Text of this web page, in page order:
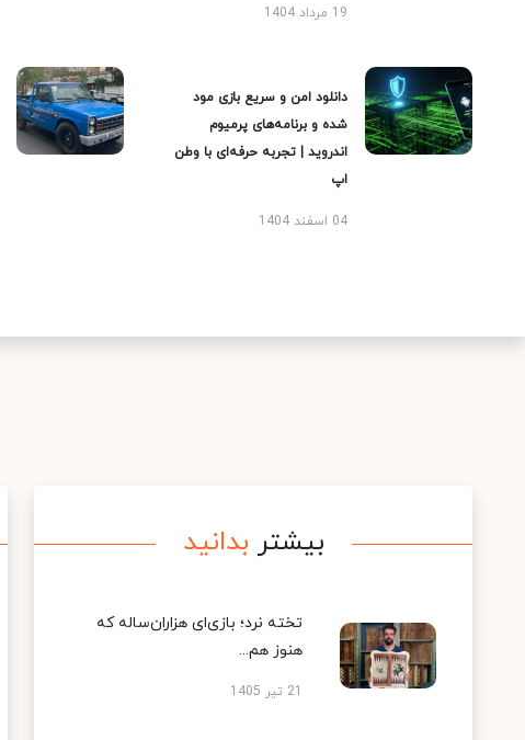
19 مرداد 1404
دانلود امن و سریع بازی مود
شده و برنامه‌های پرمیوم
اندروید | تجربه حرفه‌ای با وطن
اپ
04 اسفند 1404
بیشتر بدانید
تخته نرد؛ بازی‌ای هزاران‌ساله که
هنوز هم...
21 تیر 1405